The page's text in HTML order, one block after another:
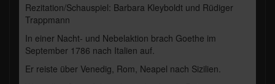
Rezitation/Schauspiel: Barbara Kleyboldt und Rüdiger
Trappmann
In einer Nacht- und Nebelaktion brach Goethe im
September 1786 nach Italien auf.
Er reiste über Venedig, Rom, Neapel nach Sizilien.